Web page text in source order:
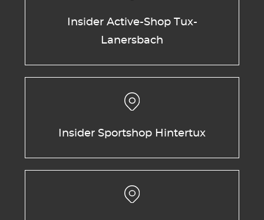
Insider Active-Shop Tux-
Lanersbach
Insider Sportshop Hintertux